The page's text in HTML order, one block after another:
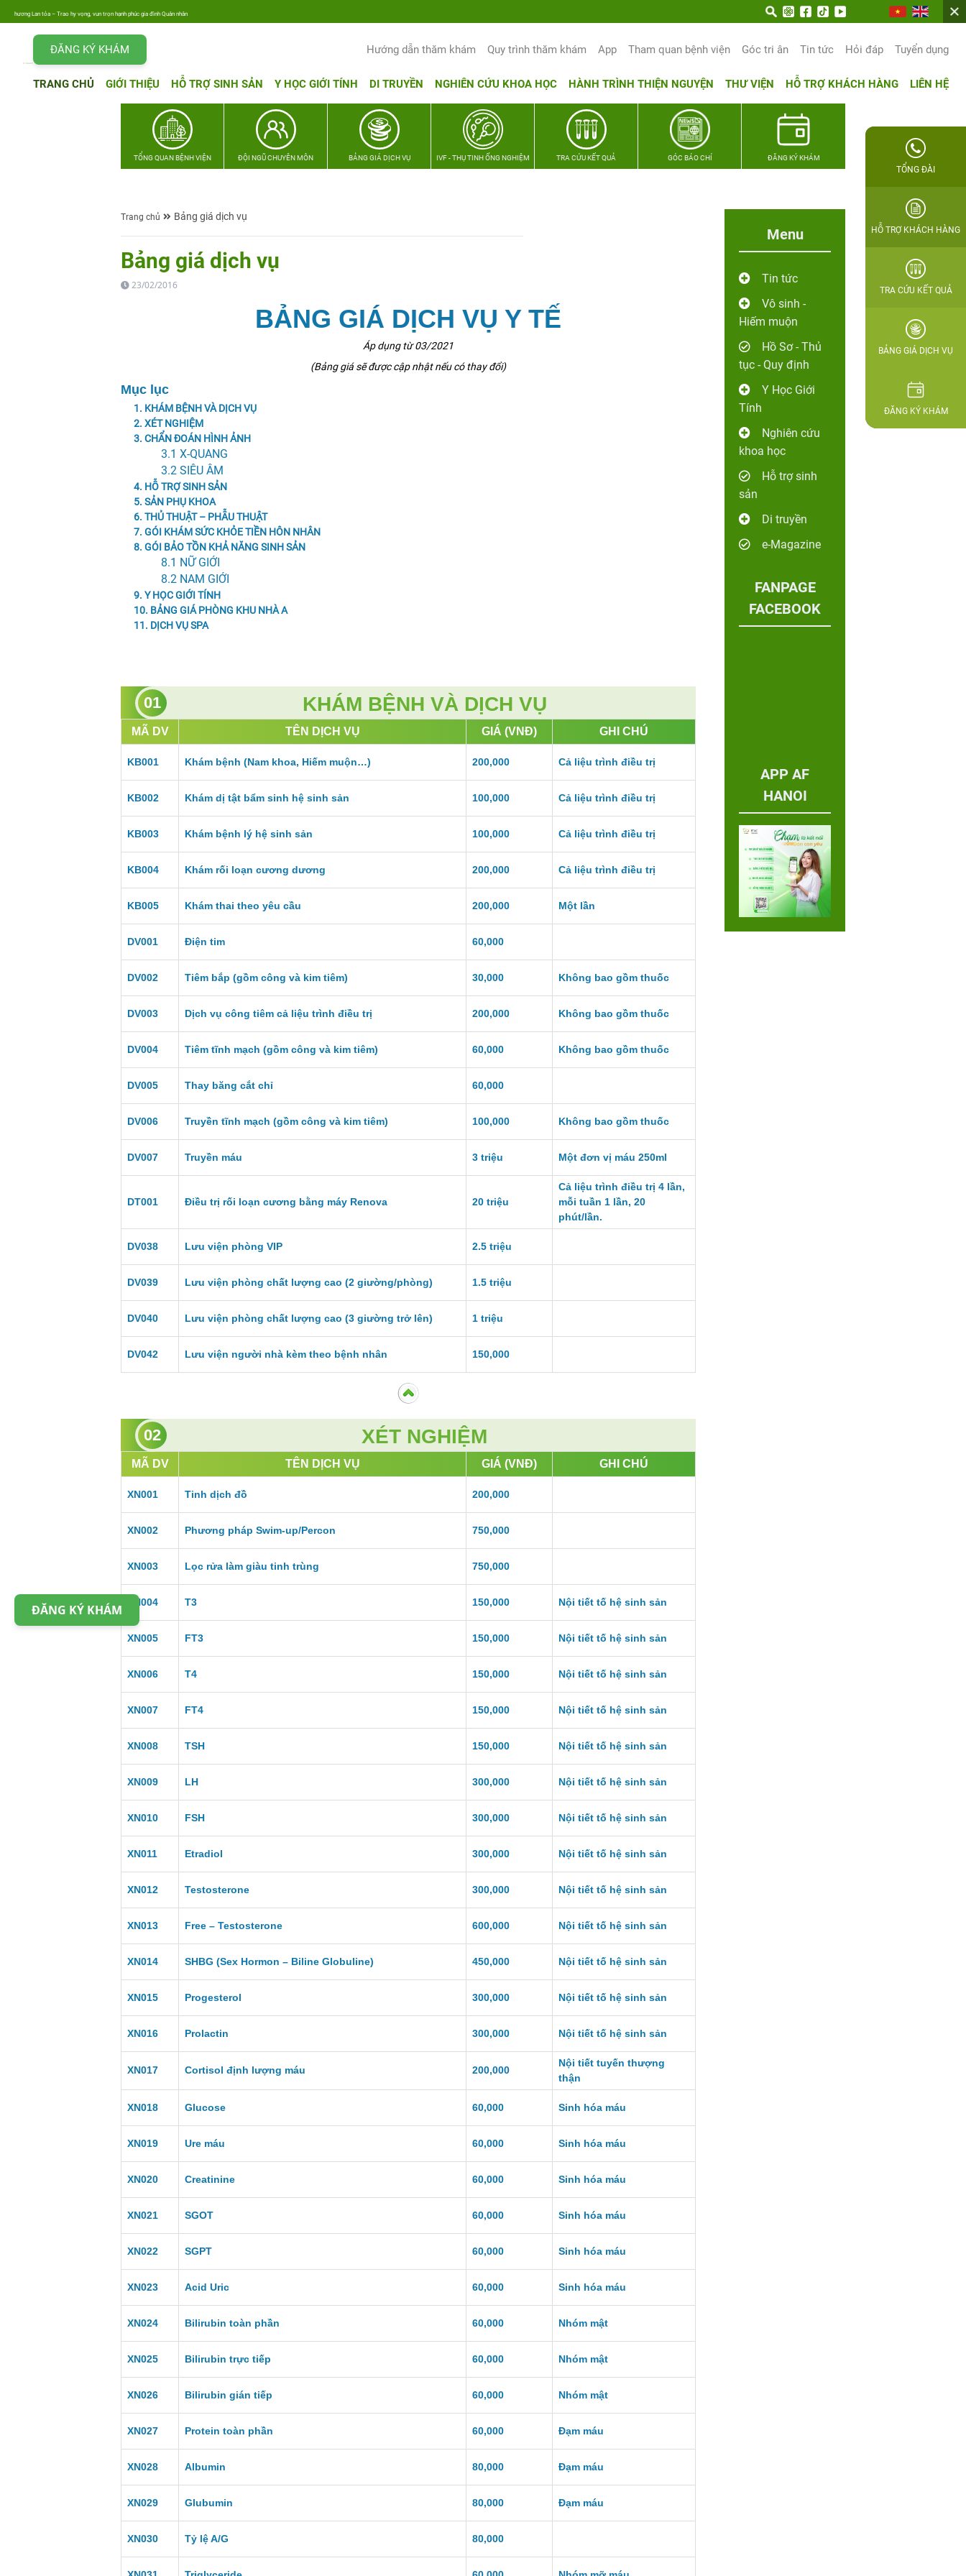
thương Lan tỏa – Trao hy vọng, vun trọn hạnh phúc gia đình Quân nhân
ĐĂNG KÝ KHÁM Hướng dẫn thăm khám Quy trình thăm khám App Tham quan bệnh viện Góc tri ân Tin tức Hỏi đáp Tuyển dụng
TRANG CHỦ GIỚI THIỆU HỖ TRỢ SINH SẢN Y HỌC GIỚI TÍNH DI TRUYỀN NGHIÊN CỨU KHOA HỌC HÀNH TRÌNH THIỆN NGUYỆN THƯ VIỆN HỖ TRỢ KHÁCH HÀNG LIÊN HỆ
TỔNG QUAN BỆNH VIỆN ĐỘI NGŨ CHUYÊN MÔN BẢNG GIÁ DỊCH VỤ IVF - THỤ TINH ỐNG NGHIỆM TRA CỨU KẾT QUẢ GÓC BÁO CHÍ ĐĂNG KÝ KHÁM
Trang chủ Bảng giá dịch vụ
Bảng giá dịch vụ
23/02/2016
BẢNG GIÁ DỊCH VỤ Y TẾ
Áp dụng từ 03/2021
(Bảng giá sẽ được cập nhật nếu có thay đổi)
Mục lục
1. KHÁM BỆNH VÀ DỊCH VỤ
2. XÉT NGHIỆM
3. CHẨN ĐOÁN HÌNH ẢNH
3.1 X-QUANG
3.2 SIÊU ÂM
4. HỖ TRỢ SINH SẢN
5. SẢN PHỤ KHOA
6. THỦ THUẬT – PHẪU THUẬT
7. GÓI KHÁM SỨC KHỎE TIỀN HÔN NHÂN
8. GÓI BẢO TỒN KHẢ NĂNG SINH SẢN
8.1 NỮ GIỚI
8.2 NAM GIỚI
9. Y HỌC GIỚI TÍNH
10. BẢNG GIÁ PHÒNG KHU NHÀ A
11. DỊCH VỤ SPA
01 KHÁM BỆNH VÀ DỊCH VỤ
MÃ DV TÊN DỊCH VỤ GIÁ (VNĐ) GHI CHÚ
KB001 Khám bệnh (Nam khoa, Hiếm muộn…) 200,000 Cả liệu trình điều trị
KB002 Khám dị tật bẩm sinh hệ sinh sản 100,000 Cả liệu trình điều trị
KB003 Khám bệnh lý hệ sinh sản 100,000 Cả liệu trình điều trị
KB004 Khám rối loạn cương dương 200,000 Cả liệu trình điều trị
KB005 Khám thai theo yêu cầu 200,000 Một lần
DV001 Điện tim 60,000
DV002 Tiêm bắp (gồm công và kim tiêm) 30,000 Không bao gồm thuốc
DV003 Dịch vụ công tiêm cả liệu trình điều trị 200,000 Không bao gồm thuốc
DV004 Tiêm tĩnh mạch (gồm công và kim tiêm) 60,000 Không bao gồm thuốc
DV005 Thay băng cắt chỉ 60,000
DV006 Truyền tĩnh mạch (gồm công và kim tiêm) 100,000 Không bao gồm thuốc
DV007 Truyền máu 3 triệu Một đơn vị máu 250ml
DT001 Điều trị rối loạn cương bằng máy Renova 20 triệu
Cả liệu trình điều trị 4 lần,
mỗi tuần 1 lần, 20
phút/lần.
DV038 Lưu viện phòng VIP 2.5 triệu
DV039 Lưu viện phòng chất lượng cao (2 giường/phòng) 1.5 triệu
DV040 Lưu viện phòng chất lượng cao (3 giường trở lên) 1 triệu
DV042 Lưu viện người nhà kèm theo bệnh nhân 150,000
02 XÉT NGHIỆM
MÃ DV TÊN DỊCH VỤ GIÁ (VNĐ) GHI CHÚ
XN001 Tinh dịch đồ 200,000
XN002 Phương pháp Swim-up/Percon 750,000
XN003 Lọc rửa làm giàu tinh trùng 750,000
XN004 T3 150,000 Nội tiết tố hệ sinh sản
XN005 FT3 150,000 Nội tiết tố hệ sinh sản
XN006 T4 150,000 Nội tiết tố hệ sinh sản
XN007 FT4 150,000 Nội tiết tố hệ sinh sản
XN008 TSH 150,000 Nội tiết tố hệ sinh sản
XN009 LH 300,000 Nội tiết tố hệ sinh sản
XN010 FSH 300,000 Nội tiết tố hệ sinh sản
XN011 Etradiol 300,000 Nội tiết tố hệ sinh sản
XN012 Testosterone 300,000 Nội tiết tố hệ sinh sản
XN013 Free – Testosterone 600,000 Nội tiết tố hệ sinh sản
XN014 SHBG (Sex Hormon – Biline Globuline) 450,000 Nội tiết tố hệ sinh sản
XN015 Progesterol 300,000 Nội tiết tố hệ sinh sản
XN016 Prolactin 300,000 Nội tiết tố hệ sinh sản
XN017 Cortisol định lượng máu 200,000
Nội tiết tuyến thượng
thận
XN018 Glucose 60,000 Sinh hóa máu
XN019 Ure máu 60,000 Sinh hóa máu
XN020 Creatinine 60,000 Sinh hóa máu
XN021 SGOT 60,000 Sinh hóa máu
XN022 SGPT 60,000 Sinh hóa máu
XN023 Acid Uric 60,000 Sinh hóa máu
XN024 Bilirubin toàn phần 60,000 Nhóm mật
XN025 Bilirubin trực tiếp 60,000 Nhóm mật
XN026 Bilirubin gián tiếp 60,000 Nhóm mật
XN027 Protein toàn phần 60,000 Đạm máu
XN028 Albumin 80,000 Đạm máu
XN029 Glubumin 80,000 Đạm máu
XN030 Tỷ lệ A/G 80,000
Menu
Tin tức
Vô sinh -
Hiếm muộn
Hồ Sơ - Thủ
tục - Quy định
Y Học Giới
Tính
Nghiên cứu
khoa học
Hỗ trợ sinh
sản
Di truyền
e-Magazine
FANPAGE
FACEBOOK
APP AF
HANOI
TỔNG ĐÀI
HỖ TRỢ KHÁCH HÀNG
TRA CỨU KẾT QUẢ
BẢNG GIÁ DỊCH VỤ
ĐĂNG KÝ KHÁM
ĐĂNG KÝ KHÁM